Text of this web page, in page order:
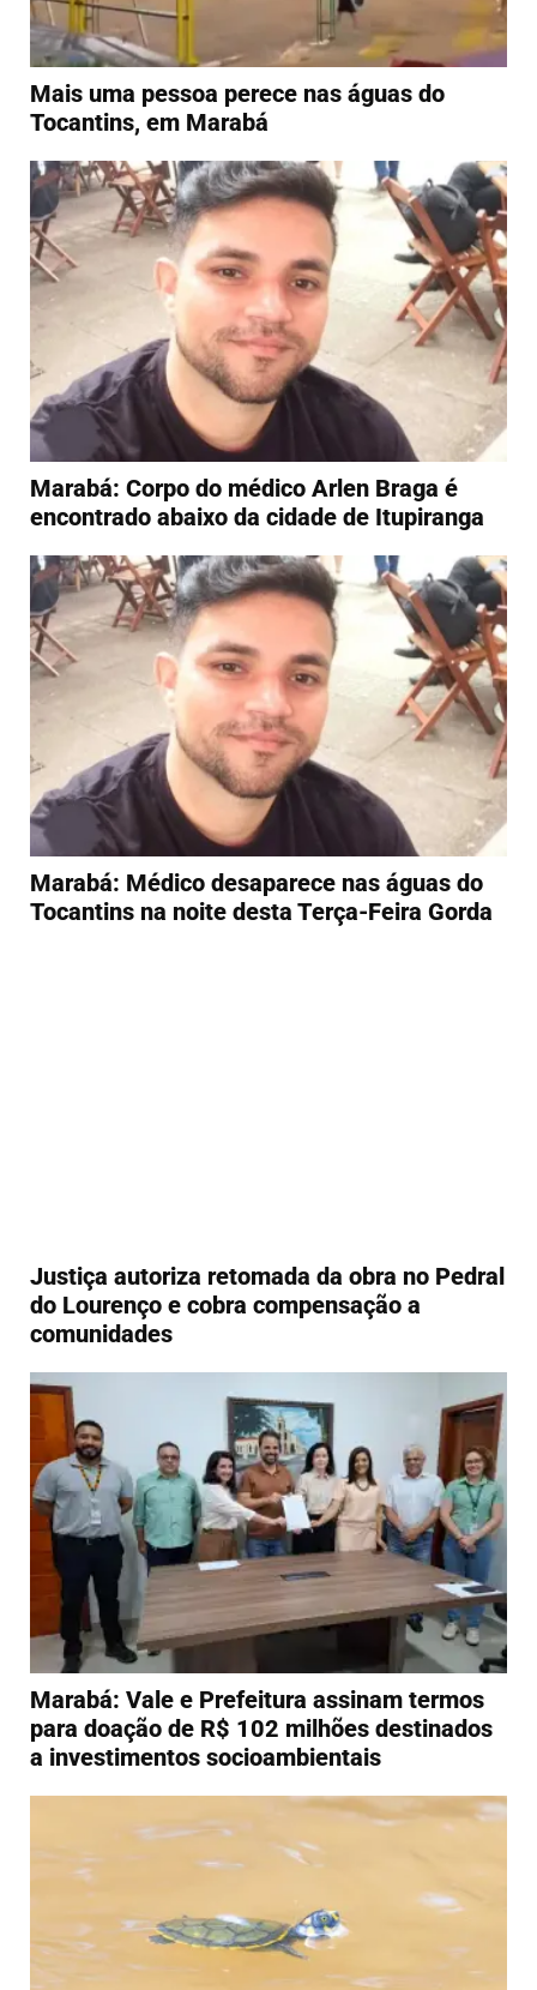
Mais uma pessoa perece nas águas do
Tocantins, em Marabá
Marabá: Corpo do médico Arlen Braga é
encontrado abaixo da cidade de Itupiranga
Marabá: Médico desaparece nas águas do
Tocantins na noite desta Terça-Feira Gorda
Justiça autoriza retomada da obra no Pedral
do Lourenço e cobra compensação a
comunidades
Marabá: Vale e Prefeitura assinam termos
para doação de R$ 102 milhões destinados
a investimentos socioambientais